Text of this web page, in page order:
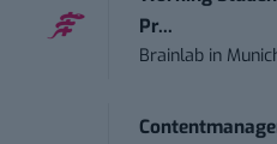
Pr...
Brainlab in